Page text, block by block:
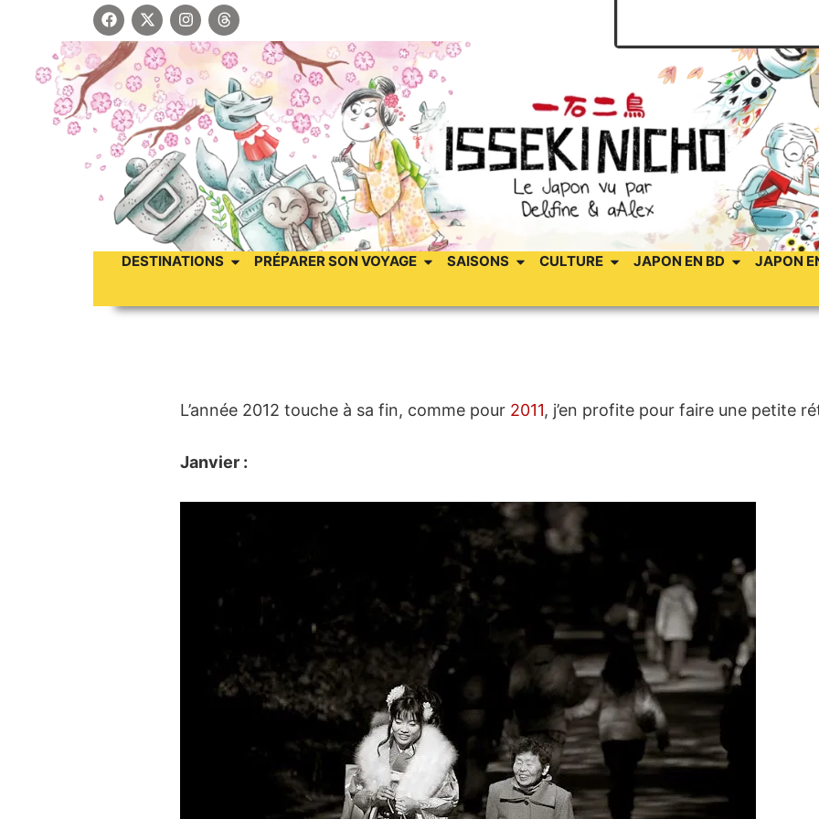
DESTINATIONS PRÉPARER SON VOYAGE SAISONS CULTURE JAPON EN BD JAPON
L’année 2012 touche à sa fin, comme pour 2011, j’en profite pour faire une petite
Janvier :